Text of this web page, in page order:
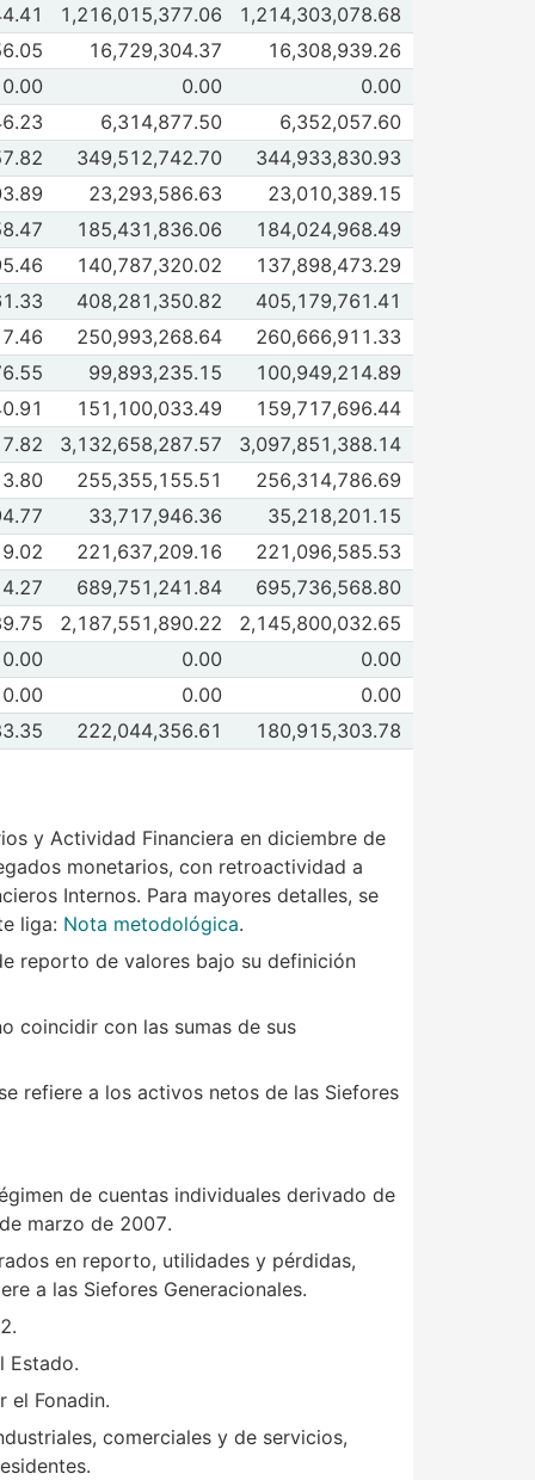
de Bonos a tasa fija
Jun 2026
1,216,015,377.06 1,214,303,078.68
de Bonos MS
Jun 2026
16,729,304.37 16,308,939.26
de Emitidos por el Banco de México (BREMS)
0.00 0.00 0.00
Emitidos por el IPAB 5/
Jun 20266,314,877.50 6,352,057.60
de Otros valores públicos
Jun 2026
349,512,742.70 344,933,830.93
de Estados y municipios
Jun 2026
23,293,586.63 23,010,389.15
de Organismos y empresas 6/
Jun 2026
185,431,836.06 184,024,968.49
de PICs y CBICs 7/
Jun 2026
140,787,320.02 137,898,473.29
de Privados no bancarios 8/
Jun 2026
408,281,350.82 405,179,761.41
de Bancarios
Jun 2026
250,993,268.64 260,666,911.33
de Banca comercial
Jun 2026
99,893,235.15 100,949,214.89
de Banca de desarrollo
Jun 2026
151,100,033.49 159,717,696.44
de Inversión en otros instrumentos
Jun 2026
3,132,658,287.57 3,097,851,388.14
de Valores de deuda externa
Jun 2026
255,355,155.51 256,314,786.69
de UMS 9/Jun 2026
33,717,946.36 35,218,201.15
de Otros valores de deuda externa 10/
Jun 2026
221,637,209.16 221,096,585.53
de Certificados de Capital de Desarrollo
Jun 2026
689,751,241.84 695,736,568.80
de Valores de renta variable 11/
Jun 2026
2,187,551,890.22 2,145,800,032.65
de Depósitos efectivo (Banxico)
0.00 0.00 0.00
de Depósitos en Banco de México (ISSSTE) 12/
0.00 0.00 0.00
de Títulos comprados en reporto
Jun 2026
222,044,356.61
180,915,303.78
y Actividad Financiera en diciembre de
monetarios, con retroactividad a
Internos. Para mayores detalles, se
liga: Nota metodológica.
reporto de valores bajo su definición
coincidir con las sumas de sus
refiere a los activos netos de las Siefores
de cuentas individuales derivado de
marzo de 2007.
en reporto, utilidades y pérdidas,
a las Siefores Generacionales.
Estado.
el Fonadin.
comerciales y de servicios,